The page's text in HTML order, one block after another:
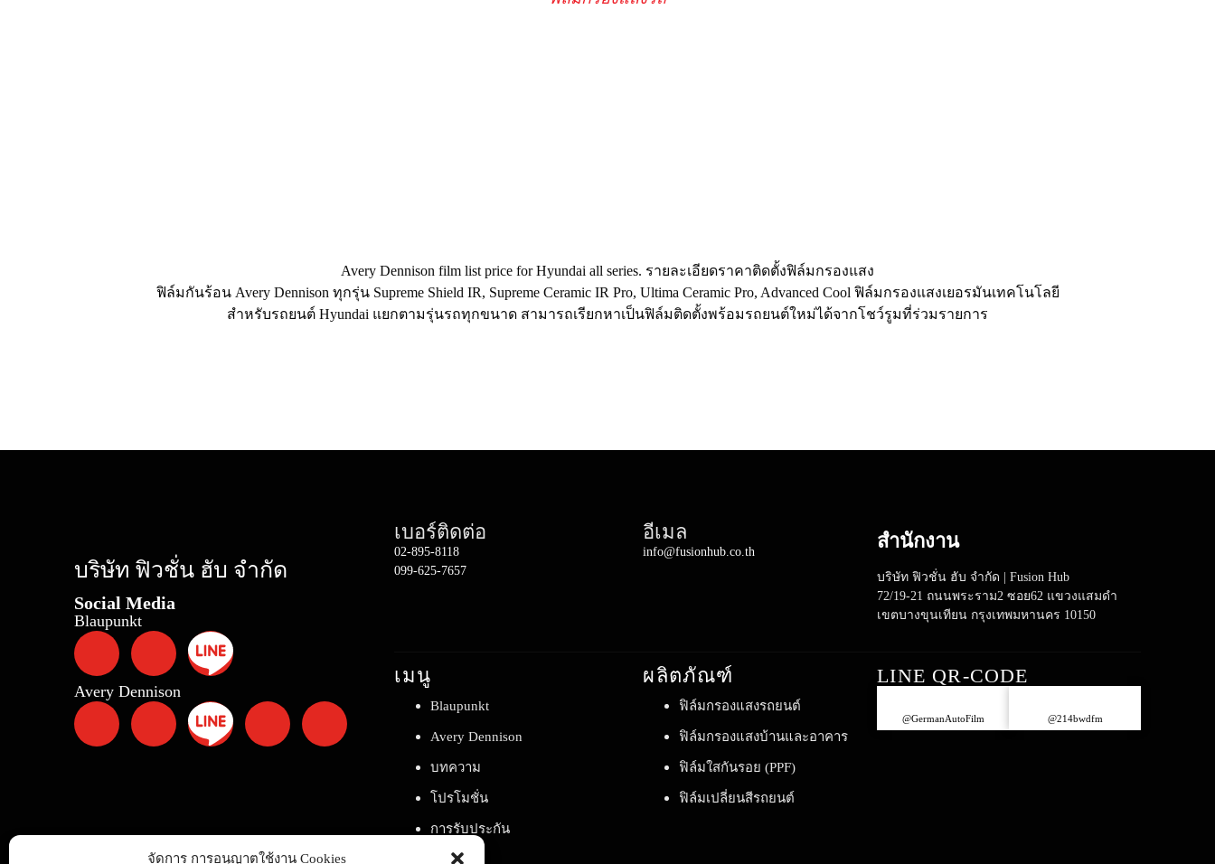
จัดการ การอนุญาตใช้งาน Cookies
Avery Dennison film list price for Hyundai all series. รายละเอียดราคาติดตั้งฟิล์มกรองแสง
ฟิล์มกันร้อน Avery Dennison ทุกรุ่น Supreme Shield IR, Supreme Ceramic IR Pro, Ultima Ceramic Pro, Advanced Cool ฟิล์มกรองแสงเยอรมันเทคโนโลยี
สำหรับรถยนต์ Hyundai แยกตามรุ่นรถทุกขนาด สามารถเรียกหาเป็นฟิล์มติดตั้งพร้อมรถยนต์ใหม่ได้จากโชว์รูมที่ร่วมรายการ
บริษัท ฟิวชั่น ฮับ จำกัด
Social Media
Blaupunkt
Avery Dennison
เบอร์ติดต่อ
02-895-8118
099-625-7657
อีเมล
info@fusionhub.co.th สำนักงาน
บริษัท ฟิวชั่น ฮับ จำกัด | Fusion Hub
72/19-21 ถนนพระราม2 ซอย62 แขวงแสมดำ
เขตบางขุนเทียน กรุงเทพมหานคร 10150
เมนู
Blaupunkt
Avery Dennison
บทความ
โปรโมชั่น
การรับประกัน
ผลิตภัณฑ์
ฟิล์มกรองแสงรถยนต์
ฟิล์มกรองแสงบ้านและอาคาร
ฟิล์มใสกันรอย (PPF)
ฟิล์มเปลี่ยนสีรถยนต์
LINE QR-CODE
@GermanAutoFilm @214bwdfm